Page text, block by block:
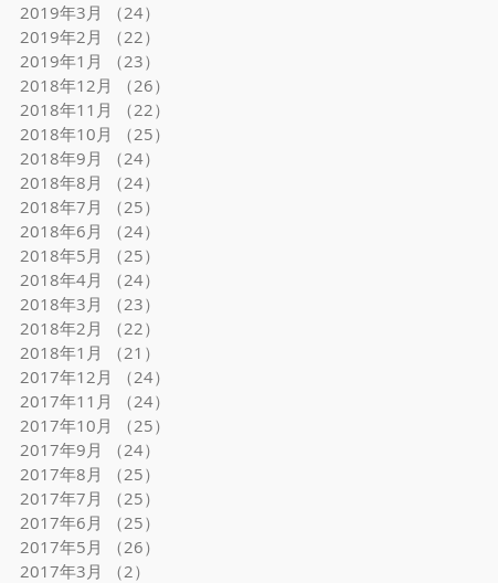
2019年3月
（24）
2019年2月
（22）
2019年1月
（23）
2018年12月
（26）
2018年11月
（22）
2018年10月
（25）
2018年9月
（24）
2018年8月
（24）
2018年7月
（25）
2018年6月
（24）
2018年5月
（25）
2018年4月
（24）
2018年3月
（23）
2018年2月
（22）
2018年1月
（21）
2017年12月
（24）
2017年11月
（24）
2017年10月
（25）
2017年9月
（24）
2017年8月
（25）
2017年7月
（25）
2017年6月
（25）
2017年5月
（26）
2017年3月
（2）